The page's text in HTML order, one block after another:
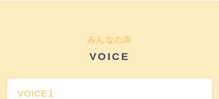
みんなの声
VOICE
VOICE１